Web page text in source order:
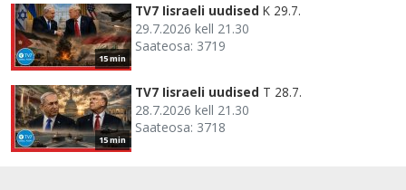
15 min
TV7 Iisraeli uudised K 29.7.
29.7.2026 kell 21.30
Saateosa: 3719
15 min
TV7 Iisraeli uudised T 28.7.
28.7.2026 kell 21.30
Saateosa: 3718